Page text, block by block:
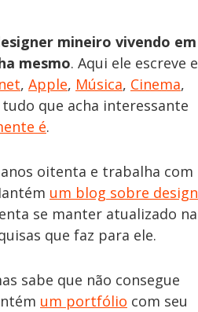
mineiro vivendo em
mesmo. Aqui ele escreve e
, Apple, Música, Cinema,
tudo que acha interessante
é.
oitenta e trabalha com
um blog sobre design
se manter atualizado na
que faz para ele.
sabe que não consegue
um portfólio com seu